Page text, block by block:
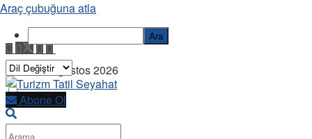
Cuma, 7 Ağustos 2026
Abone Ol
Araç çubuğuna atla
Ara